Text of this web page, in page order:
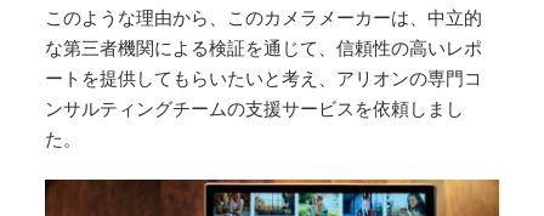
このような理由から、このカメラメーカーは、中立的
な第三者機関による検証を通じて、信頼性の高いレポ
ートを提供してもらいたいと考え、アリオンの専門コ
ンサルティングチームの支援サービスを依頼しまし
た。